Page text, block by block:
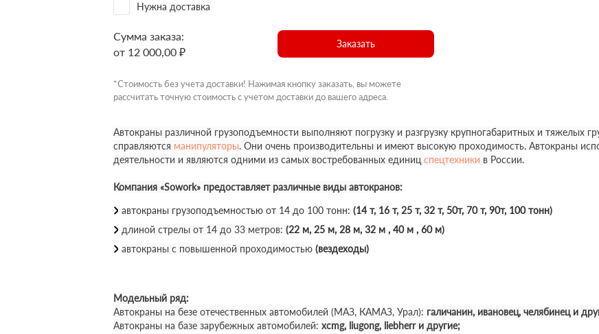
Нужна доставка
Сумма заказа:
от 12 000,00 ₽
Заказать
*Стоимость без учета доставки! Нажимая кнопку заказать, вы можете
рассчитать точную стоимость с учетом доставки до вашего адреса.
Автокраны различной грузоподъемности выполняют погрузку и разгрузку крупногабаритных и тяжелых
справляются манипуляторы. Они очень производительны и имеют высокую проходимость. Автокраны
деятельности и являются одними из самых востребованных единиц спецтехники в России.
Компания «Sowork» предоставляет различные виды автокранов:
автокраны грузоподъемностью от 14 до 100 тонн: (14 т, 16 т, 25 т, 32 т, 50т, 70 т, 90т, 100 тонн)
длиной стрелы от 14 до 33 метров: (22 м, 25 м, 28 м, 32 м , 40 м , 60 м)
автокраны с повышенной проходимостью (вездеходы)
Модельный ряд:
Автокраны на безе отечественных автомобилей (МАЗ, КАМАЗ, Урал): галичанин, ивановец, челябинец и
Автокраны на базе зарубежных автомобилей: xcmg, liugong, liebherr и другие;